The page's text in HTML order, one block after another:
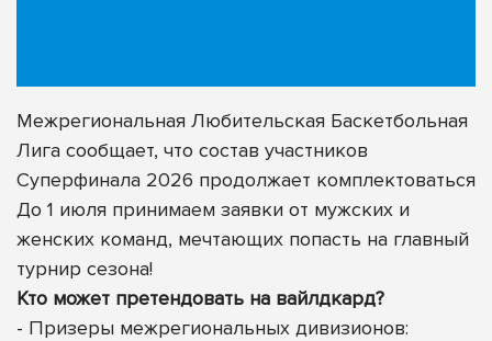
Межрегиональная Любительская Баскетбольная
Лига сообщает, что состав участников
Суперфинала 2026 продолжает комплектоваться
До 1 июля принимаем заявки от мужских и
женских команд, мечтающих попасть на главный
турнир сезона!
Кто может претендовать на вайлдкард?
- Призеры межрегиональных дивизионов: